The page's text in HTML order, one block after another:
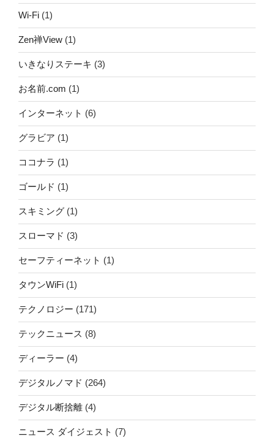
Wi-Fi (1)
Zen禅View (1)
いきなりステーキ (3)
お名前.com (1)
インターネット (6)
グラビア (1)
ココナラ (1)
ゴールド (1)
スキミング (1)
スローマド (3)
セーフティーネット (1)
タウンWiFi (1)
テクノロジー (171)
テックニュース (8)
ディーラー (4)
デジタルノマド (264)
デジタル断捨離 (4)
ニュース ダイジェスト (7)